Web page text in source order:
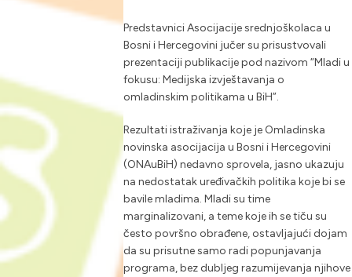
Predstavnici Asocijacije srednjoškolaca u
Bosni i Hercegovini jučer su prisustvovali
prezentaciji publikacije pod nazivom “Mladi u
fokusu: Medijska izvještavanja o
omladinskim politikama u BiH”.
Rezultati istraživanja koje je Omladinska
novinska asocijacija u Bosni i Hercegovini
(ONAuBiH) nedavno sprovela, jasno ukazuju
na nedostatak uređivačkih politika koje bi se
bavile mladima. Mladi su time
marginalizovani, a teme koje ih se tiču su
često površno obrađene, ostavljajući dojam
da su prisutne samo radi popunjavanja
programa, bez dubljeg razumijevanja njihove